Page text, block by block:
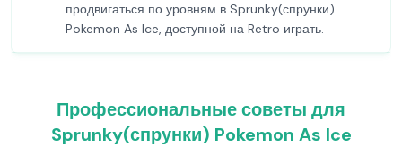
продвигаться по уровням в Sprunky(спрунки)
Pokemon As Ice, доступной на Retro играть.
Профессиональные советы для
Sprunky(спрунки) Pokemon As Ice